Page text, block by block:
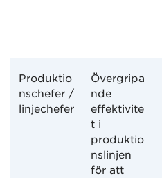
Produktio
nschefer /
linjechefer
Övergripa
nde
effektivite
t i
produktio
nslinjen
för att